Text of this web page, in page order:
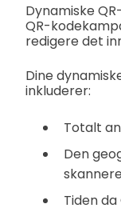
Dynamiske
QR-
redigere det
Dine
inkluderer:
Totalt
Den
Tiden